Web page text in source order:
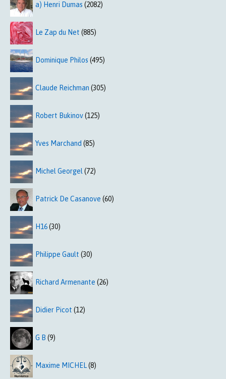
a) Henri Dumas (2082)
Le Zap du Net (885)
Dominique Philos (495)
Claude Reichman (305)
Robert Bukinov(125)
Yves Marchand (85)
Michel Georgel (72)
Patrick De Casanove (60)
H16(30)
Philippe Gault (30)
Richard Armenante (26)
Didier Picot (12)
G B (9)
Maxime MICHEL(8)